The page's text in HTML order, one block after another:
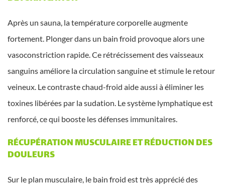
Après un sauna, la température corporelle augmente
fortement. Plonger dans un bain froid provoque alors une
vasoconstriction rapide. Ce rétrécissement des vaisseaux
sanguins améliore la circulation sanguine et stimule le retour
veineux. Le contraste chaud-froid aide aussi à éliminer les
toxines libérées par la sudation. Le système lymphatique est
renforcé, ce qui booste les défenses immunitaires.
RÉCUPÉRATION MUSCULAIRE ET RÉDUCTION DES
DOULEURS
Sur le plan musculaire, le bain froid est très apprécié des